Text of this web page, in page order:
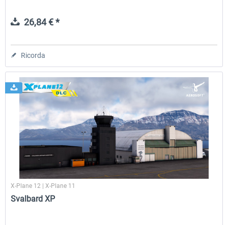
26,84 € *
Ricorda
X-Plane 12 | X-Plane 11
Svalbard XP